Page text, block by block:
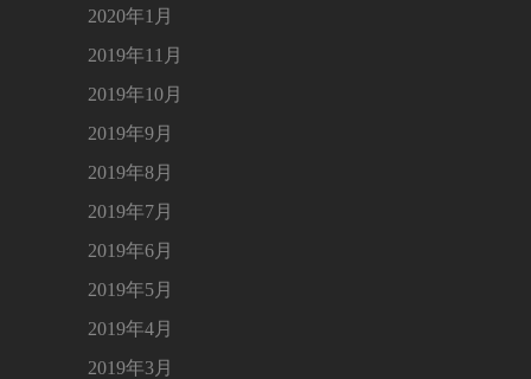
2020年1月
2019年11月
2019年10月
2019年9月
2019年8月
2019年7月
2019年6月
2019年5月
2019年4月
2019年3月